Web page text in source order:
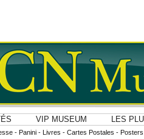
VIP MUSEUM LES
- Panini - Livres - Cartes Postales -